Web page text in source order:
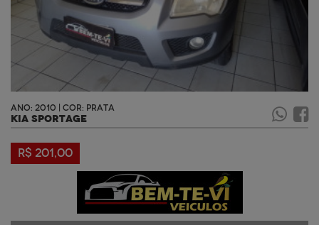
ANO: 2010 | COR: PRATA
KIA SPORTAGE
R$ 201,00